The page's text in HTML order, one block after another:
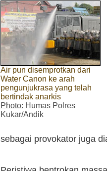
Air pun disemprotkan dari
Water Canon ke arah
pengunjukrasa yang telah
bertindak anarkis
Photo: Humas Polres
Kukar/Andik
sebagai provokator juga